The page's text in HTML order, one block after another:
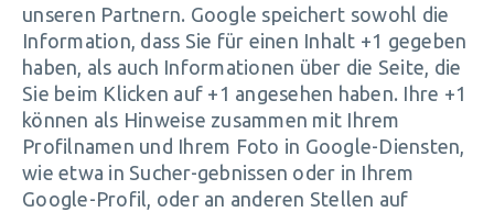
unseren Partnern. Google speichert sowohl die
Information, dass Sie für einen Inhalt +1 gegeben
haben, als auch Informationen über die Seite, die
Sie beim Klicken auf +1 angesehen haben. Ihre +1
können als Hinweise zusammen mit Ihrem
Profilnamen und Ihrem Foto in Google-Diensten,
wie etwa in Sucher-gebnissen oder in Ihrem
Google-Profil, oder an anderen Stellen auf